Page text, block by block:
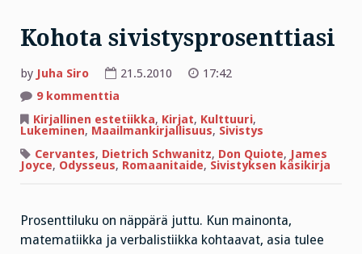
Kohota sivistysprosenttiasi
by Juha Siro 21.5.2010
17:42
9 kommenttia
sivistysprosenttiasi
Kirjallinen estetiikka, Kirjat, Kulttuuri,
Lukeminen, Maailmankirjallisuus, Sivistys
Cervantes, Dietrich Schwanitz, Don Quiote, James
Joyce, Odysseus, Romaanitaide, Sivistyksen käsikirja
Prosenttiluku on näppärä juttu. Kun mainonta,
matematiikka ja verbalistiikka kohtaavat, asia tulee